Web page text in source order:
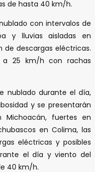
de hasta 40 km/h.
con intervalos de
y lluvias aisladas en
de descargas eléctricas.
a 25 km/h con rachas
nublado durante el día,
y se presentarán
Michoacán, fuertes en
en Colima, las
eléctricas y posibles
el día y viento del
40 km/h.